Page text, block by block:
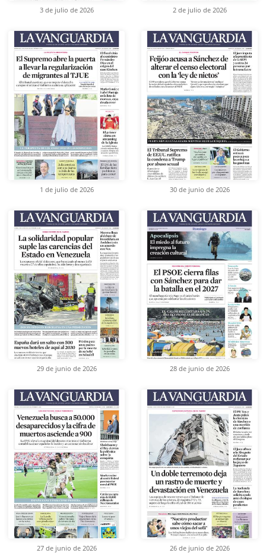
3 de julio de 2026 2 de julio de 2026
1 de julio de 2026 30 de junio de 2026
29 de junio de 2026 28 de junio de 2026
27 de junio de 2026 26 de junio de 2026